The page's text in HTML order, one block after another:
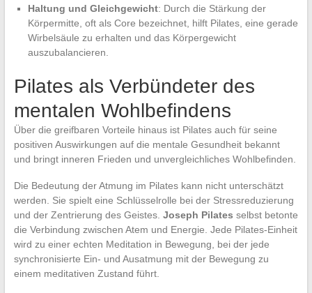
Haltung und Gleichgewicht: Durch die Stärkung der
Körpermitte, oft als Core bezeichnet, hilft Pilates, eine gerade
Wirbelsäule zu erhalten und das Körpergewicht
auszubalancieren.
Pilates als Verbündeter des
mentalen Wohlbefindens
Über die greifbaren Vorteile hinaus ist Pilates auch für seine
positiven Auswirkungen auf die mentale Gesundheit bekannt
und bringt inneren Frieden und unvergleichliches Wohlbefinden.
Die Bedeutung der Atmung im Pilates kann nicht unterschätzt
werden. Sie spielt eine Schlüsselrolle bei der Stressreduzierung
und der Zentrierung des Geistes. Joseph Pilates selbst betonte
die Verbindung zwischen Atem und Energie. Jede Pilates-Einheit
wird zu einer echten Meditation in Bewegung, bei der jede
synchronisierte Ein- und Ausatmung mit der Bewegung zu
einem meditativen Zustand führt.